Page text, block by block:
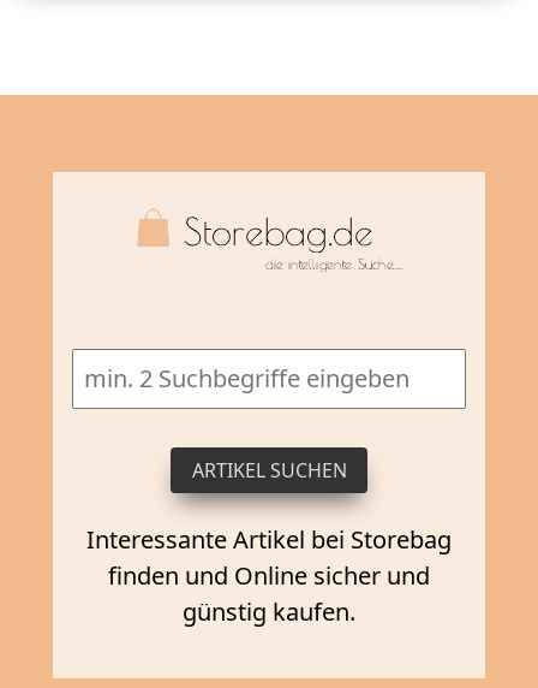
Interessante Artikel bei Storebag
finden und Online sicher und
günstig kaufen.